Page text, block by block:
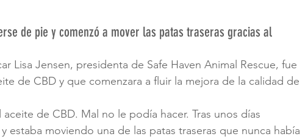
de pie y comenzó a mover las patas traseras gracias al
Lisa Jensen, presidenta de Safe Haven Animal Rescue, fue
de CBD y que comenzara a fluir la mejora de la calidad de
aceite de CBD. Mal no le podía hacer. Tras unos días
estaba moviendo una de las patas traseras que nunca había